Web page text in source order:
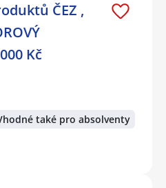
ČEZ ,
Kč
také pro absolventy